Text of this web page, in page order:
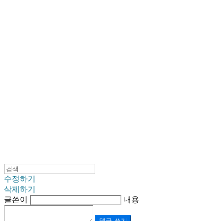
수정하기
삭제하기
글쓴이
내용